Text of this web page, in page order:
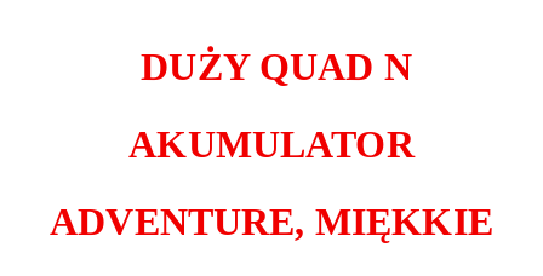
DUŻY QUAD N
AKUMULATOR
ADVENTURE, MIĘKKIE